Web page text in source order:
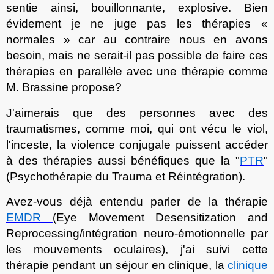
sentie ainsi, bouillonnante, explosive. Bien
évidement je ne juge pas les thérapies «
normales »car au contraire nous en avons
besoin, mais ne serait-il pas possible de faire ces
thérapies en parallèle avec une thérapie comme
M. Brassine propose?
J'aimerais que des personnes avec des
traumatismes, comme moi, qui ont vécu le viol,
l'inceste, la violence conjugale puissent accéder
à des thérapies aussi bénéfiques que la "PTR"
(Psychothérapie du Trauma et Réintégration).
Avez-vous déjà entendu parler de la thérapie
EMDR (Eye Movement Desensitization and
Reprocessing/intégration neuro-émotionnelle par
les mouvements oculaires), j'ai suivi cette
thérapie pendant un séjour en clinique, la clinique